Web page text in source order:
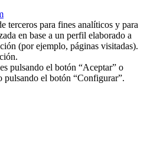
terceros para fines analíticos y para
en base a un perfil elaborado a
(por ejemplo, páginas visitadas).
pulsando el botón “Aceptar” o
pulsando el botón “Configurar”.